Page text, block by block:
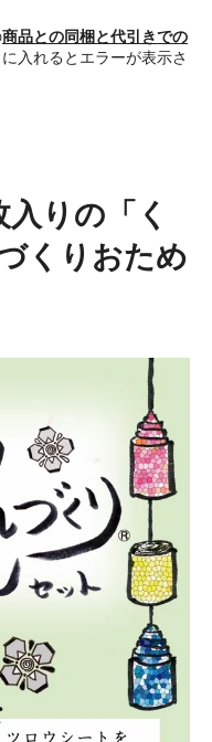
商品との同梱と代引きでの
入れるとエラーが表示さ
りの「く
くりおため